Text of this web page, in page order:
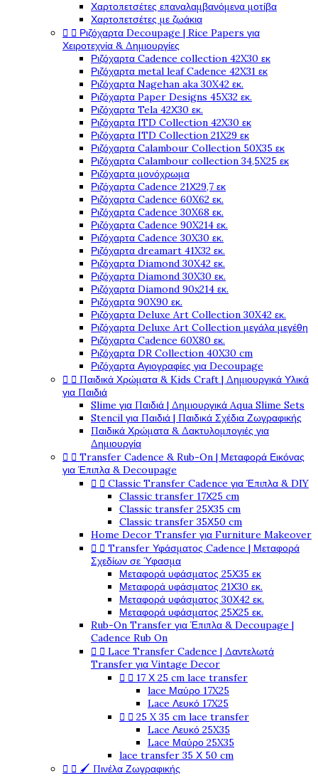
Χαρτοπετσέτες επαναλαμβανόμενα μοτίβα
Χαρτοπετσέτες με ζωάκια
  Ριζόχαρτα Decoupage | Rice Papers για
Χειροτεχνία & Δημιουργίες
Ριζόχαρτα Cadence collection 42X30 εκ
Ριζόχαρτα metal leaf Cadence 42X31 εκ
Ριζόχαρτα Nagehan aka 30X42 εκ.
Ριζόχαρτα Paper Designs 45X32 εκ.
Ριζόχαρτα Tela 42Χ30 εκ.
Ριζόχαρτα ITD Collection 42X30 εκ
Ριζόχαρτα ITD Collection 21X29 εκ
Ριζόχαρτα Calambour Collection 50X35 εκ
Ριζόχαρτα Calambour collection 34,5X25 εκ
Ριζόχαρτα μονόχρωμα
Ριζόχαρτα Cadence 21Χ29,7 εκ
Ριζόχαρτα Cadence 60X62 εκ.
Ριζόχαρτα Cadence 30X68 εκ.
Ριζόχαρτα Cadence 90X214 εκ.
Ριζόχαρτα Cadence 30X30 εκ.
Ριζόχαρτα dreamart 41X32 εκ.
Ριζόχαρτα Diamond 30X42 εκ.
Ριζόχαρτα Diamond 30X30 εκ.
Ριζόχαρτα Diamond 90x214 εκ.
Ριζόχαρτα 90X90 εκ.
Ριζόχαρτα Deluxe Art Collection 30X42 εκ.
Ριζόχαρτα Deluxe Art Collection μεγάλα μεγέθη
Ριζόχαρτα Cadence 60X80 εκ.
Ριζόχαρτα DR Collection 40X30 cm
Ριζόχαρτα Αγιογραφίες για Decoupage
  Παιδικά Χρώματα & Kids Craft | Δημιουργικά Υλικά
για Παιδιά
Slime για Παιδιά | Δημιουργικά Aqua Slime Sets
Stencil για Παιδιά | Παιδικά Σχέδια Ζωγραφικής
Παιδικά Χρώματα & Δακτυλομπογιές για
Δημιουργία
  Transfer Cadence & Rub-On | Μεταφορά Εικόνας
για Έπιπλα & Decoupage
  Classic Transfer Cadence για Έπιπλα & DIY
Classic transfer 17Χ25 cm
Classic transfer 25Χ35 cm
Classic transfer 35Χ50 cm
Home Decor Transfer για Furniture Makeover
  Transfer Υφάσματος Cadence | Μεταφορά
Σχεδίων σε Ύφασμα
Μεταφορά υφάσματος 25Χ35 εκ
Μεταφορά υφάσματος 21Χ30 εκ.
Μεταφορά υφάσματος 30Χ42 εκ.
Μεταφορά υφάσματος 25Χ25 εκ.
Rub-On Transfer για Έπιπλα & Decoupage |
Cadence Rub On
  Lace Transfer Cadence | Δαντελωτά
Transfer για Vintage Decor
  17 Χ 25 cm lace transfer
lace Μαύρο 17X25
Lace Λευκό 17X25
  25 X 35 cm lace transfer
Lace Λευκό 25X35
Lace Μαύρο 25X35
lace transfer 35 Χ 50 cm
  🖌️ Πινέλα Ζωγραφικής